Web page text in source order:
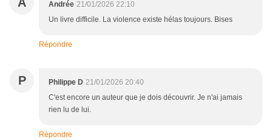
Andrée 21/01/2026 22:10
Un livre difficile. La violence existe hélas toujours. Bises
Répondre
P Philippe D 21/01/2026 20:40
C'est encore un auteur que je dois découvrir. Je n'ai jamais
rien lu de lui.
Répondre